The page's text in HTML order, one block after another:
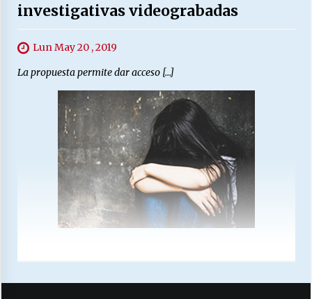
investigativas videograbadas
Lun May 20 , 2019
La propuesta permite dar acceso […]